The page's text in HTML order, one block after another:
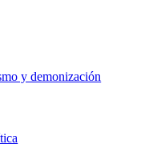
y demonización